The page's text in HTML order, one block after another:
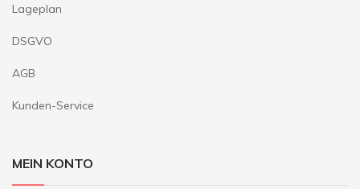
Lageplan
DSGVO
AGB
Kunden-Service
MEIN KONTO